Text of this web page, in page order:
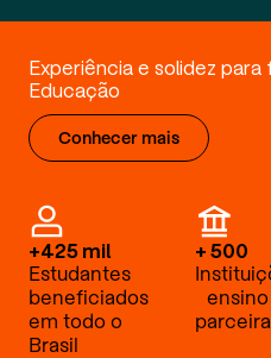
Experiência e solidez
Educação
Conhecer mais
+425 mil
Estudantes
beneficiados
em todo o
Brasil
+ 500
ensino